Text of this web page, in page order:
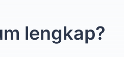
lengkap?